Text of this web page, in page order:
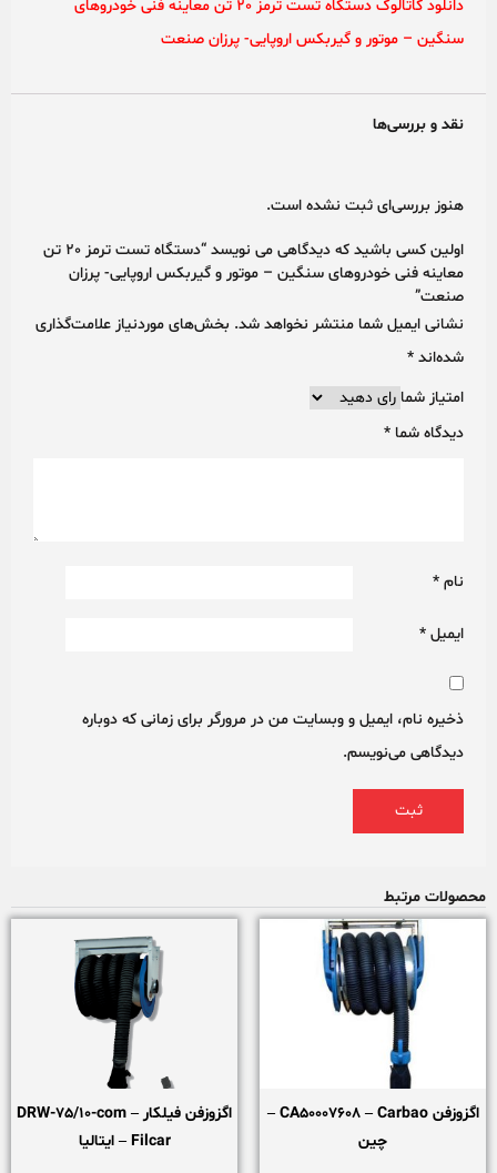
دانلود کاتالوگ دستگاه تست ترمز 20 تن معاینه فنی خودروهای
سنگین – موتور و گیربکس اروپایی- پرزان صنعت
نقد و بررسی‌ها
هنوز بررسی‌ای ثبت نشده است.
اولین کسی باشید که دیدگاهی می نویسد “دستگاه تست ترمز 20 تن
معاینه فنی خودروهای سنگین – موتور و گیربکس اروپایی- پرزان
صنعت”
نشانی ایمیل شما منتشر نخواهد شد. بخش‌های موردنیاز علامت‌گذاری
شده‌اند *
امتیاز شما
دیدگاه شما *
نام *
ایمیل *
ذخیره نام، ایمیل و وبسایت من در مرورگر برای زمانی که دوباره
دیدگاهی می‌نویسم.
محصولات مرتبط
اگزوزفن CA50007608 – Carbao –
چین
اگزوزفن فیلکار DRW-75/10-com –
Filcar – ایتالیا